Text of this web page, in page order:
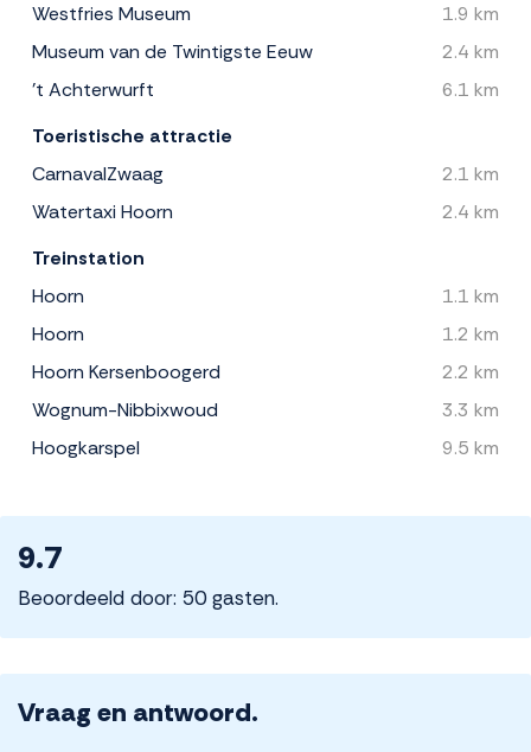
Westfries Museum
1.9 km
Museum van de Twintigste Eeuw
2.4 km
't Achterwurft
6.1 km
Toeristische attractie
CarnavalZwaag
2.1 km
Watertaxi Hoorn
2.4 km
Treinstation
Hoorn
1.1 km
Hoorn
1.2 km
Hoorn Kersenboogerd
2.2 km
Wognum-Nibbixwoud
3.3 km
Hoogkarspel
9.5 km
9.7
Beoordeeld door: 50 gasten.
Vraag en antwoord.